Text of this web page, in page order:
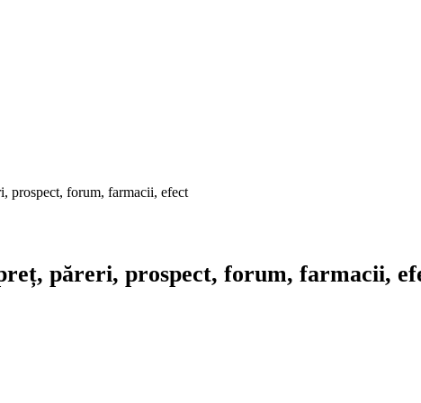
prospect, forum, farmacii, efect
păreri, prospect, forum, farmacii,